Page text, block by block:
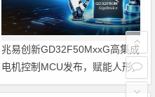
兆易创新GD32F50MxxG高集成
电机控制MCU发布，赋能人形
机器人关节驱动革新